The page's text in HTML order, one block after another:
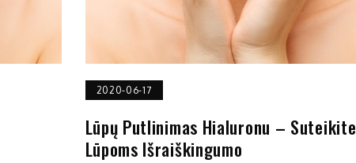
2020-06-17
Lūpų Putlinimas Hialuronu – Suteikite
Lūpoms Išraiškingumo